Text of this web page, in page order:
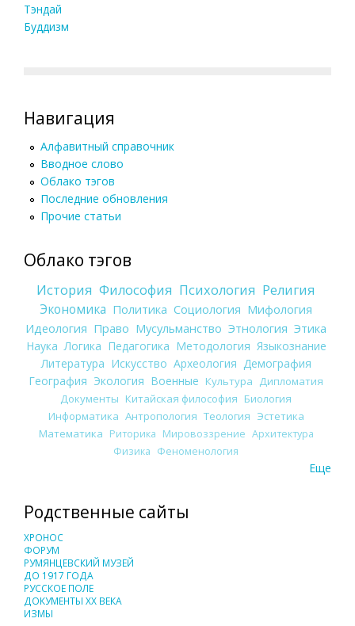
Тэндай
Буддизм
Навигация
Алфавитный справочник
Вводное слово
Облако тэгов
Последние обновления
Прочие статьи
Облако тэгов
История Философия Психология Религия
Экономика Политика Социология Мифология
Идеология Право Мусульманство Этнология Этика
Наука Логика Педагогика Методология Языкознание
Литература Искусство Археология Демография
География Экология Военные Культура
Дипломатия
Документы Китайская философия Биология
Информатика Антропология Теология Эстетика
Математика Риторика Мировоззрение Архитектура
Физика Феноменология
Еще
Родственные сайты
ХРОНОС
ФОРУМ
РУМЯНЦЕВСКИЙ МУЗЕЙ
ДО 1917 ГОДА
РУССКОЕ ПОЛЕ
ДОКУМЕНТЫ XX ВЕКА
ИЗМЫ